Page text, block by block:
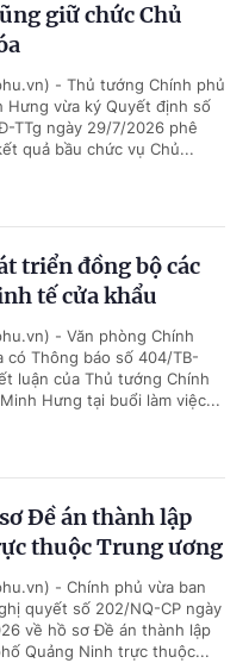
giữ chức Chủ
- Thủ tướng Chính phủ
Hưng vừa ký Quyết định số
TTg ngày 29/7/2026 phê
quả bầu chức vụ Chủ...
triển đồng bộ các
tế cửa khẩu
- Văn phòng Chính
có Thông báo số 404/TB-
luận của Thủ tướng Chính
Hưng tại buổi làm việc...
Đề án thành lập
thuộc Trung ương
- Chính phủ vừa ban
quyết số 202/NQ-CP ngày
về hồ sơ Đề án thành lập
Quảng Ninh trực thuộc...